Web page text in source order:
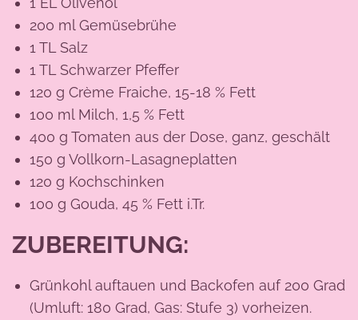
200 ml Gemüsebrühe
1 TL Salz
1 TL Schwarzer Pfeffer
120 g Crème Fraiche, 15-18 % Fett
100 ml Milch, 1,5 % Fett
400 g Tomaten aus der Dose, ganz, geschält
150 g Vollkorn-Lasagneplatten
120 g Kochschinken
100 g Gouda, 45 % Fett i.Tr.
ZUBEREITUNG:
Grünkohl auftauen und Backofen auf 200 Grad
(Umluft: 180 Grad, Gas: Stufe 3) vorheizen.